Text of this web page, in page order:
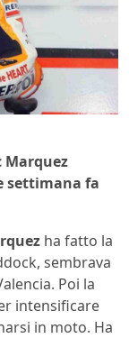
Marquez
settimana fa
ha fatto la
sembrava
Poi la
intensificare
in moto. Ha